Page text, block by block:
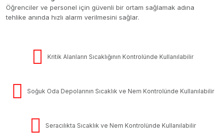
Öğrenciler ve personel için güvenli bir ortam sağlamak adına
tehlike anında hızlı alarm verilmesini sağlar.
Kritik Alanların Sıcaklığının Kontrolünde Kullanılabilir
Soğuk Oda Depolarının Sıcaklık ve Nem Kontrolünde Kullanılabilir
Seracılıkta Sıcaklık ve Nem Kontrolünde Kullanılabilir